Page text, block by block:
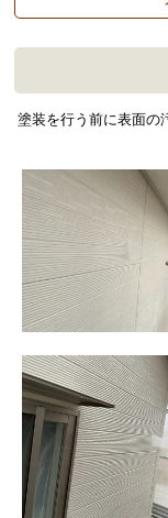
塗装を行う前に表面の